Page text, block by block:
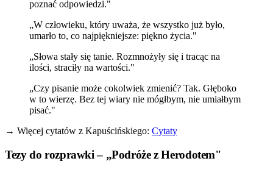
poznać odpowiedzi."
„W człowieku, który uważa, że wszystko już było,
umarło to, co najpiękniejsze: piękno życia."
„Słowa stały się tanie. Rozmnożyły się i tracąc na
ilości, straciły na wartości."
„Czy pisanie może cokolwiek zmienić? Tak. Głęboko
w to wierzę. Bez tej wiary nie mógłbym, nie umiałbym
pisać."
→ Więcej cytatów z Kapuścińskiego: Cytaty
Tezy do rozprawki – „Podróże z Herodotem"